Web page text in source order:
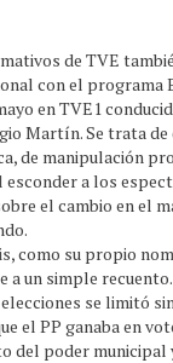
de TVE
con el programa
en TVE1
Martín. Se trata
de manipulación
esconder a los
el cambio en el
como su propio
a un simple
se limitó
el PP ganaba en
del poder municipal